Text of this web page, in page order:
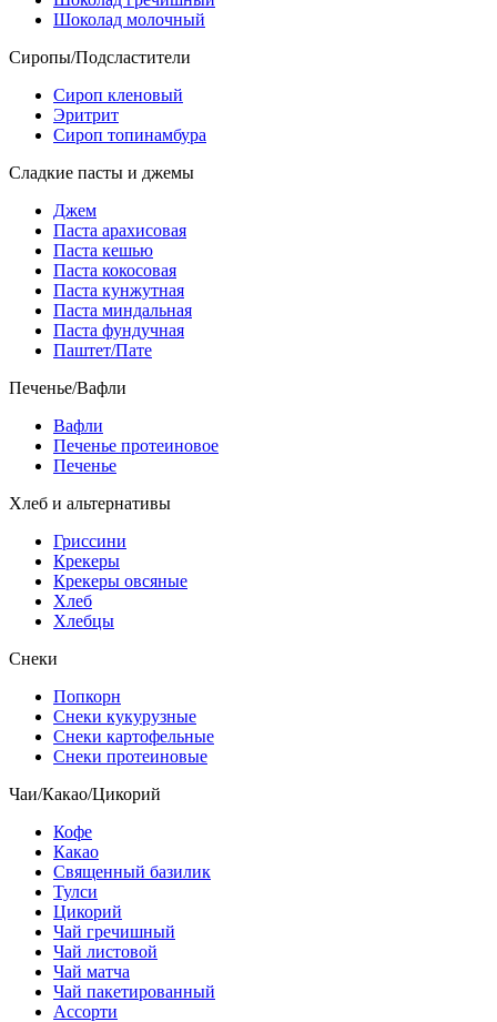
Шоколад молочный
Сиропы/Подсластители
Сироп кленовый
Эритрит
Сироп топинамбура
Сладкие пасты и джемы
Джем
Паста арахисовая
Паста кешью
Паста кокосовая
Паста кунжутная
Паста миндальная
Паста фундучная
Паштет/Пате
Печенье/Вафли
Вафли
Печенье протеиновое
Печенье
Хлеб и альтернативы
Гриссини
Крекеры
Крекеры овсяные
Хлеб
Хлебцы
Снеки
Попкорн
Снеки кукурузные
Снеки картофельные
Снеки протеиновые
Чаи/Какао/Цикорий
Кофе
Какао
Священный базилик
Тулси
Цикорий
Чай гречишный
Чай листовой
Чай матча
Чай пакетированный
Ассорти